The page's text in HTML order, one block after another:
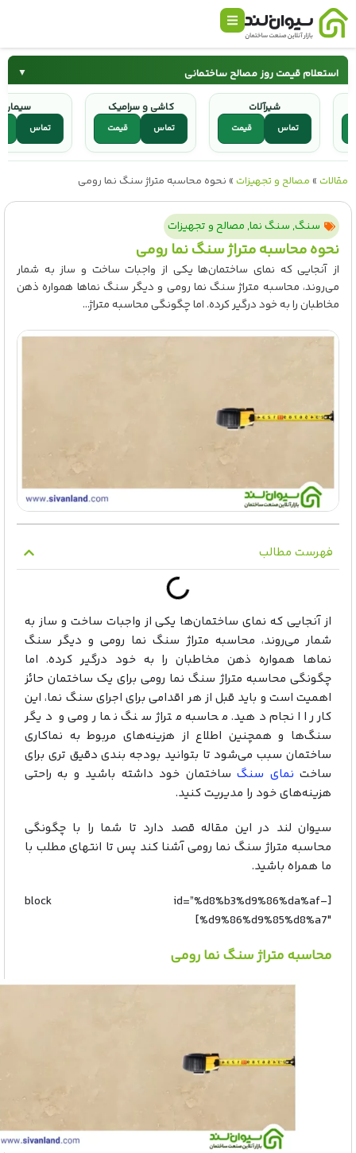
استعلام قیمت روز مصالح ساختمانی ▼
سیمان میلگرد
کاشی و سرامیک شیرآلات
تماس
کاشی و سرامیک
قیمت تماس
شیرآلات
قیمت تماس
مقالات» مصالح و تجهیزات» نحوه محاسبه متراژ سنگ نما رومی
سنگ,سنگ نما,مصالح و تجهیزات
نحوه محاسبه متراژ سنگ نما رومی
از آنجایی که نمای ساختمان‌ها یکی از واجبات ساخت و ساز به شمار
می‌روند، محاسبه متراژ سنگ نما رومی و دیگر سنگ نماها همواره ذهن
مخاطبان را به خود درگیر کرده. اما چگونگی محاسبه متراژ...
فهرست مطالب
از آنجایی که نمای ساختمان‌ها یکی از واجبات ساخت و ساز به
شمار می‌روند، محاسبه متراژ سنگ نما رومی و دیگر سنگ
نماها همواره ذهن مخاطبان را به خود درگیر کرده. اما
چگونگی محاسبه متراژ سنگ نما رومی برای یک ساختمان حائز
اهمیت است و باید قبل از هر اقدامی برای اجرای سنگ نما، این
کار را انجام دهید. محاسبه متراژ سنگ نما رومی و دیگر
سنگ‌ها و همچنین اطلاع از هزینه‌های مربوط به نماکاری
ساختمان سبب می‌شود تا بتوانید بودجه بندی دقیق تری برای
ساختنمای سنگساختمان خود داشته باشید و به راحتی
هزینه‌های خود را مدیریت کنید.
سیوان لند در این مقاله قصد دارد تا شما را با چگونگی
محاسبه متراژ سنگ نما رومی آشنا کند پس تا انتهای مطلب با
ما همراه باشید.
[block id=”%d8%b3%d9%86%da%af-
%d9%86%d9%85%d8%a7″]
محاسبه متراژ سنگ نما رومی